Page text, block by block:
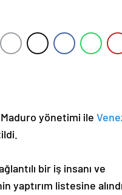
Maduro yönetimi ile
bir iş insanı ve
listesine